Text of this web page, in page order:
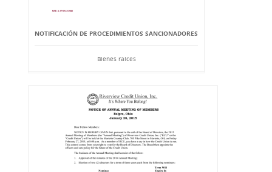
NOTIFICACIÓN DE PROCEDIMIENTOS SANCIONADORES
Bienes raíces